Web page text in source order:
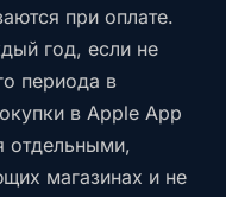
при оплате.
год, если не
периода в
в Apple App
отдельными,
магазинах и не